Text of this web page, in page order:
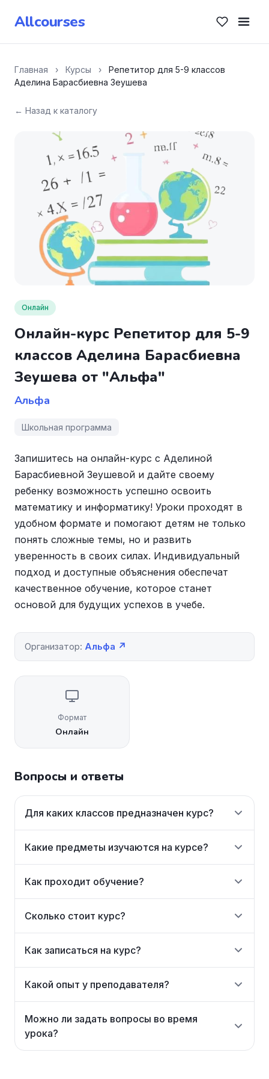
Allcourses
Главная › Курсы ›
Репетитор для 5-9 классов
Аделина Барасбиевна Зеушева
← Назад к каталогу
Онлайн
Онлайн-курс Репетитор для 5-9
классов Аделина Барасбиевна
Зеушева от "Альфа"
Альфа
Школьная программа
Запишитесь на онлайн-курс с Аделиной
Барасбиевной Зеушевой и дайте своему
ребенку возможность успешно освоить
математику и информатику! Уроки проходят в
удобном формате и помогают детям не только
понять сложные темы, но и развить
уверенность в своих силах. Индивидуальный
подход и доступные объяснения обеспечат
качественное обучение, которое станет
основой для будущих успехов в учебе.
Организатор: Альфа ↗
Формат
Онлайн
Вопросы и ответы
Для каких классов предназначен курс?
Какие предметы изучаются на курсе?
Как проходит обучение?
Сколько стоит курс?
Как записаться на курс?
Какой опыт у преподавателя?
Можно ли задать вопросы во время
урока?